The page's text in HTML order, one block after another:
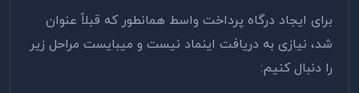
برای ایجاد درگاه پرداخت واسط همانطور که قبلاً عنوان
شد، نیازی به دریافت اینماد نیست و میبایست مراحل زیر
را دنبال کنیم: